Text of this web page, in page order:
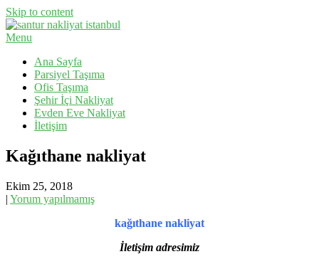
Skip to content
Santur Nakliyat
Menu
Ana Sayfa
Parsiyel Taşıma
Ofis Taşıma
Şehir İçi Nakliyat
Evden Eve Nakliyat
İletişim
Kağıthane nakliyat
Ekim 25, 2018
| Yorum yapılmamış
kağıthane nakliyat
İletişim adresimiz